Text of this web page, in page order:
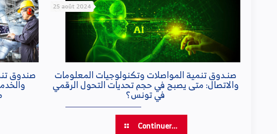
صندوق
25 août 2024
صنـدوق تنمية المواصلات وتكنولوجيات المعلومات
والاتصال: متى يصبح في حجم تحديات التحول الرقمي
في تونس؟
Continuer...